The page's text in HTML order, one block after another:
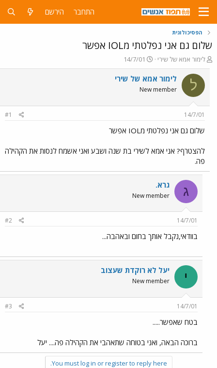
התחבר הירשם
הפסיכולוגית
שלום גם אני נפלטתי מIOL אפשר
פ
ו
ת
ח
ה
ש
א
לימור אמא של שירי
פ
ו
ר
ם
ר
ך
14/7/01
ל לימור אמא של שירי
New member
14/7/01
#1
שלום גם אני נפלטתי מIOL אפשר
להצטרף? אני אמא לשירי בת שנה ושבע ואני אשמח לנסות את הקהילה
פה.
ג גרא.
New member
14/7/01
#2
בוודאי,נקבל אותך בחום ובאהבה...
י יעל לא רוקדת שעצוב
New member
14/7/01
#3
בטח שאפשר.....
ברוכה הבאה, ואני בטוחה שתאהבי את הקהילה פה.... יעל
You must log in or register to reply here.